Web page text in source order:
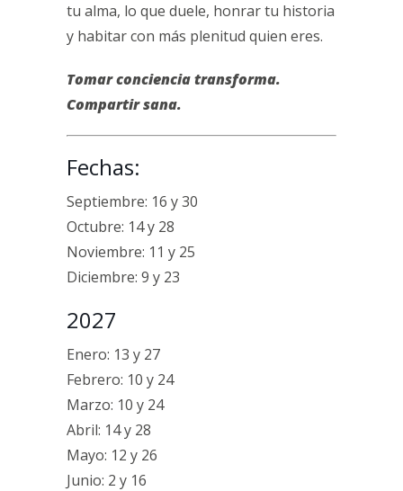
tu alma, lo que duele, honrar tu historia
y habitar con más plenitud quien eres.
Tomar conciencia transforma.
Compartir sana.
Fechas:
Septiembre: 16 y 30
Octubre: 14 y 28
Noviembre: 11 y 25
Diciembre: 9 y 23
2027
Enero: 13 y 27
Febrero: 10 y 24
Marzo: 10 y 24
Abril: 14 y 28
Mayo: 12 y 26
Junio: 2 y 16